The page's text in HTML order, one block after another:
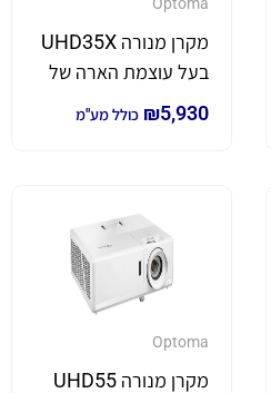
מקרן מנורה UHD35X
בעל עוצמת הארה של
3,600 לומן *4K*₪5,930 כולל מע"מ
Optoma
מקרן מנורה UHD55